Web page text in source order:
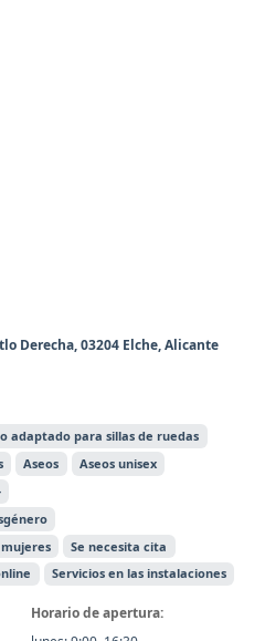
Derecha, 03204 Elche, Alicante
adaptado para sillas de ruedas
Aseos
Aseos unisex
Se necesita cita
Servicios en las instalaciones
Horario de apertura: